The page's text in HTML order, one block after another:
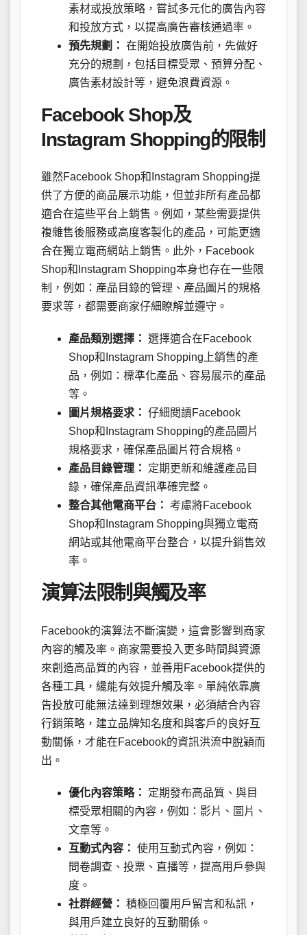
素材或投放策略，嘗試多元化的廣告內容
和投放方式，以提高廣告審核通過率。
預先規劃： 在開始投放廣告前，先做好
充分的規劃，包括目標受眾、預算分配、
廣告素材設計等，避免浪費資源。
Facebook Shop及
Instagram Shopping的限制
雖然Facebook Shop和Instagram Shopping提
供了方便的商品展示功能，但並非所有產品都
適合在這些平台上銷售。例如，某些需要提供
複雜售後服務或高度客製化的產品，可能更適
合在獨立電商網站上銷售。此外，Facebook
Shop和Instagram Shopping本身也存在一些限
制，例如：產品目錄的管理、產品圖片的規格
要求等，都需要商家仔細瞭解並遵守。
產品類別選擇： 選擇適合在Facebook
Shop和Instagram Shopping上銷售的產
品，例如：標準化產品、容易展示的產品
等。
圖片規格要求： 仔細閱讀Facebook
Shop和Instagram Shopping的產品圖片
規格要求，確保產品圖片符合規格。
產品目錄管理：
定期更新和維護產品目
錄，確保產品資訊準確完整。
整合其他電商平台： 考慮將Facebook
Shop和Instagram Shopping與獨立電商
網站或其他電商平台整合，以提升銷售效
率。
演算法限制與觸及率
Facebook的演算法不斷演變，這會影響到商家
內容的觸及率。商家需要投入更多時間與資源
來創造高品質的內容，並善用Facebook提供的
各種工具，纔能有效提升觸及率。單純依靠廣
告投放可能無法達到理想效果，必須結合內容
行銷策略，建立品牌知名度和與客戶的良好互
動關係，才能在Facebook的資訊洪流中脫穎而
出。
優化內容策略：
定期發布高品質、與目
標受眾相關的內容，例如：影片、圖片、
文章等。
互動式內容： 使用互動式內容，例如：
問卷調查、投票、直播等，提高用戶參與
度。
社群經營： 積極回覆用戶留言和私訊，
與用戶建立良好的互動關係。